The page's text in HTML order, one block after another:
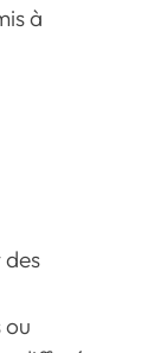
à
ou